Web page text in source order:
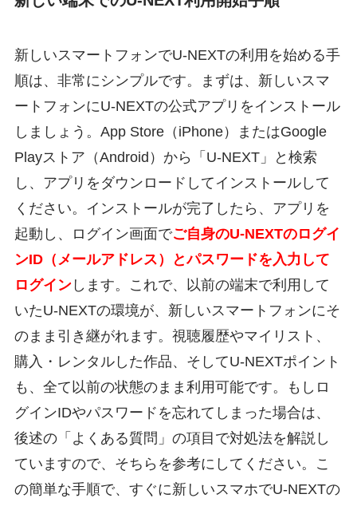
新しいスマートフォンでU-NEXTの利用を始める手
順は、非常にシンプルです。まずは、新しいスマ
ートフォンにU-NEXTの公式アプリをインストール
しましょう。App Store（iPhone）またはGoogle
Playストア（Android）から「U-NEXT」と検索
し、アプリをダウンロードしてインストールして
ください。インストールが完了したら、アプリを
起動し、ログイン画面でご自身のU-NEXTのログイ
ンID（メールアドレス）とパスワードを入力して
ログインします。これで、以前の端末で利用して
いたU-NEXTの環境が、新しいスマートフォンにそ
のまま引き継がれます。視聴履歴やマイリスト、
購入・レンタルした作品、そしてU-NEXTポイント
も、全て以前の状態のまま利用可能です。もしロ
グインIDやパスワードを忘れてしまった場合は、
後述の「よくある質問」の項目で対処法を解説し
ていますので、そちらを参考にしてください。こ
の簡単な手順で、すぐに新しいスマホでU-NEXTの